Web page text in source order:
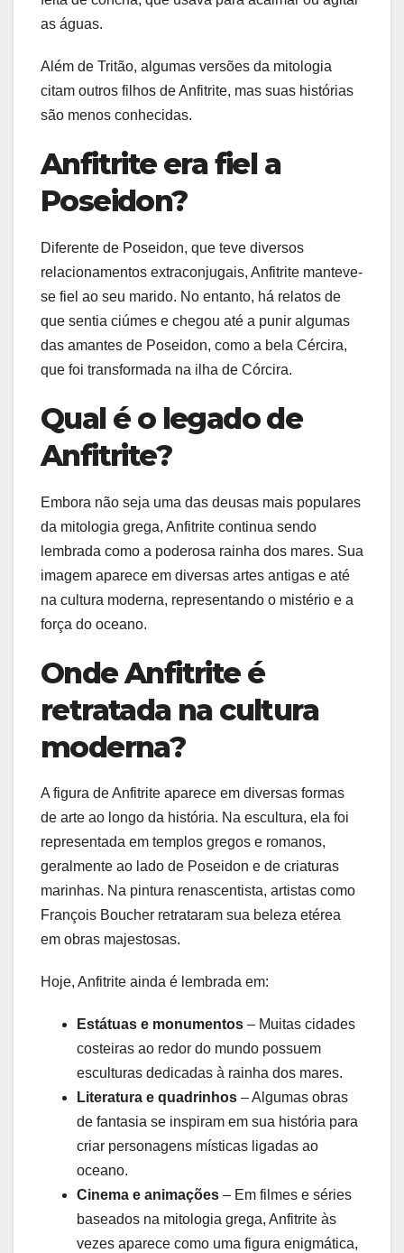
as águas.
Além de Tritão, algumas versões da mitologia
citam outros filhos de Anfitrite, mas suas histórias
são menos conhecidas.
Anfitrite era fiel a
Poseidon?
Diferente de Poseidon, que teve diversos
relacionamentos extraconjugais, Anfitrite manteve-
se fiel ao seu marido. No entanto, há relatos de
que sentia ciúmes e chegou até a punir algumas
das amantes de Poseidon, como a bela Cércira,
que foi transformada na ilha de Córcira.
Qual é o legado de
Anfitrite?
Embora não seja uma das deusas mais populares
da mitologia grega, Anfitrite continua sendo
lembrada como a poderosa rainha dos mares. Sua
imagem aparece em diversas artes antigas e até
na cultura moderna, representando o mistério e a
força do oceano.
Onde Anfitrite é
retratada na cultura
moderna?
A figura de Anfitrite aparece em diversas formas
de arte ao longo da história. Na escultura, ela foi
representada em templos gregos e romanos,
geralmente ao lado de Poseidon e de criaturas
marinhas. Na pintura renascentista, artistas como
François Boucher retrataram sua beleza etérea
em obras majestosas.
Hoje, Anfitrite ainda é lembrada em:
Estátuas e monumentos – Muitas cidades
costeiras ao redor do mundo possuem
esculturas dedicadas à rainha dos mares.
Literatura e quadrinhos – Algumas obras
de fantasia se inspiram em sua história para
criar personagens místicas ligadas ao
oceano.
Cinema e animações – Em filmes e séries
baseados na mitologia grega, Anfitrite às
vezes aparece como uma figura enigmática,